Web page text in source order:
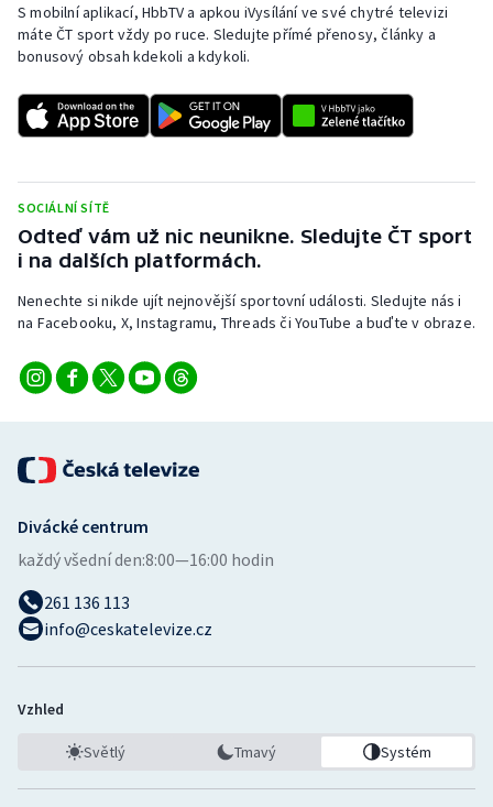
Plážový volejbal
Ragby
Rychlobruslení
Short track
Sportovní střelba
Stolní tenis
Triatlon
Vodní slalom
Ostatní
S mobilní aplikací, HbbTV a apkou iVysílání ve své chytré televizi
máte ČT sport vždy po ruce. Sledujte přímé přenosy, články a
bonusový obsah kdekoli a kdykoli.
SOCIÁLNÍ SÍTĚ
Odteď vám už nic neunikne. Sledujte ČT sport
i na dalších platformách.
Nenechte si nikde ujít nejnovější sportovní události. Sledujte nás i
na Facebooku, X, Instagramu, Threads či YouTube a buďte v obraze.
Divácké centrum
každý všední den:8:00—16:00 hodin
261 136 113
info@ceskatelevize.cz
Vzhled
Světlý Tmavý Systém